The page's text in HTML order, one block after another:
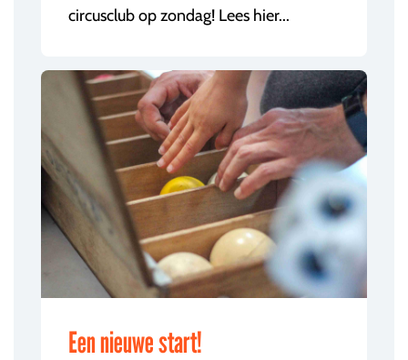
circusclub op zondag! Lees hier...
Een nieuwe start!